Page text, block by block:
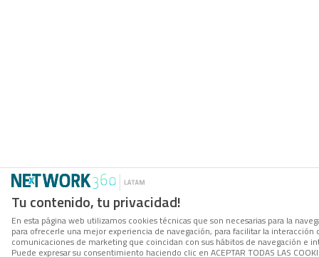
Tu contenido, tu privacidad!
En esta página web utilizamos cookies técnicas que son necesarias para la
para ofrecerle una mejor experiencia de navegación, para facilitar la
comunicaciones de marketing que coincidan con sus hábitos de navegación e
Puede expresar su consentimiento haciendo clic en ACEPTAR TODAS LAS